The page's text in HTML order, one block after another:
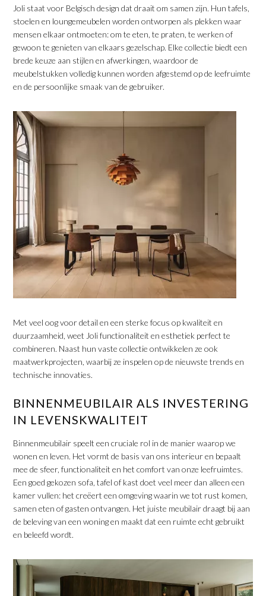
Joli staat voor Belgisch design dat draait om samen zijn. Hun tafels,
stoelen en loungemeubelen worden ontworpen als plekken waar
mensen elkaar ontmoeten: om te eten, te praten, te werken of
gewoon te genieten van elkaars gezelschap. Elke collectie biedt een
brede keuze aan stijlen en afwerkingen, waardoor de
meubelstukken volledig kunnen worden afgestemd op de leefruimte
en de persoonlijke smaak van de gebruiker.
​Met veel oog voor detail en een sterke focus op kwaliteit en
duurzaamheid, weet Joli functionaliteit en esthetiek perfect te
combineren. Naast hun vaste collectie ontwikkelen ze ook
maatwerkprojecten, waarbij ze inspelen op de nieuwste trends en
technische innovaties.
​BINNENMEUBILAIR ALS INVESTERING
IN LEVENSKWALITEIT
Binnenmeubilair speelt een cruciale rol in de manier waarop we
wonen en leven. Het vormt de basis van ons interieur en bepaalt
mee de sfeer, functionaliteit en het comfort van onze leefruimtes.
Een goed gekozen sofa, tafel of kast doet veel meer dan alleen een
kamer vullen: het creëert een omgeving waarin we tot rust komen,
samen eten of gasten ontvangen. Het juiste meubilair draagt bij aan
de beleving van een woning en maakt dat een ruimte echt gebruikt
en beleefd wordt.